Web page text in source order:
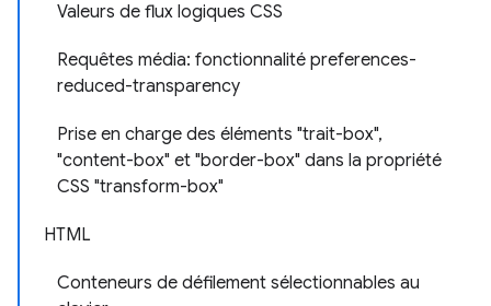
Valeurs de flux logiques CSS
Requêtes média: fonctionnalité preferences-
reduced-transparency
Prise en charge des éléments "trait-box",
"content-box" et "border-box" dans la propriété
CSS "transform-box"
HTML
Conteneurs de défilement sélectionnables au